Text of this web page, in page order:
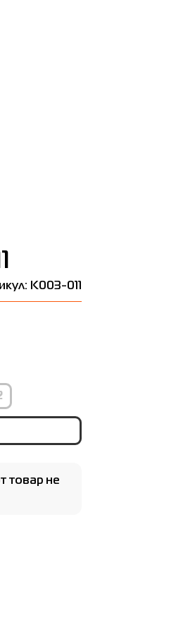
K003-011
товар не